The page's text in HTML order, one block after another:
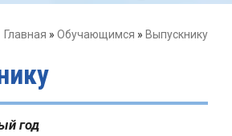
Главная » Обучающимся » Выпускнику
год